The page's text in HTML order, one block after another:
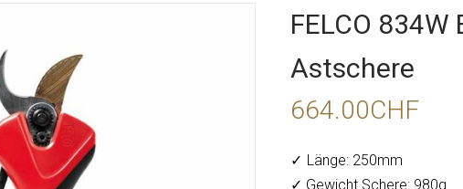
FELCO
Astschere
664.00CHF
✓ Länge: 250mm
✓ Gewicht Schere: 980g